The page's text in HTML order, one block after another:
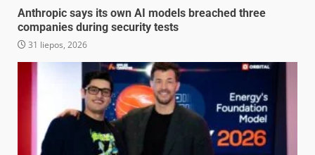
Anthropic says its own AI models breached three
companies during security tests
31 liepos, 2026